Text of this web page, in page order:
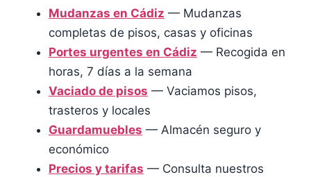
Mudanzas en Cádiz — Mudanzas
completas de pisos, casas y oficinas
Portes urgentes en Cádiz — Recogida en
horas, 7 días a la semana
Vaciado de pisos — Vaciamos pisos,
trasteros y locales
Guardamuebles — Almacén seguro y
económico
Precios y tarifas — Consulta nuestros